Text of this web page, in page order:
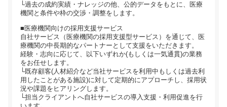
└過去の成約実績・ナレッジの他、公的データをもとに、医療
機関と条件や枠の交渉・調整をします。
■医療機関向けの採用支援サービス
自社サービス（医療機関の採用支援型サービス）を通じて、医
療機関の中長期的なパートナーとして支援をいただきます。
経験・志向に応じて、以下いずれか(もしくは一気通貫)の業務
をお任せします。
└既存顧客(人材紹介など当社サービスを利用中もしくは過去利
用したことがある施設)に対して定期的にアプローチし、採用状
況や課題をヒアリングします。
└担当クライアントへ自社サービスの導入支援・利用促進を行